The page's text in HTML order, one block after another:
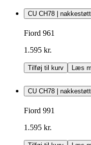
CU CH78 |
Fiord 961
1.595 kr.
Tilføj til kurv Læs
CU CH78 |
Fiord 991
1.595 kr.